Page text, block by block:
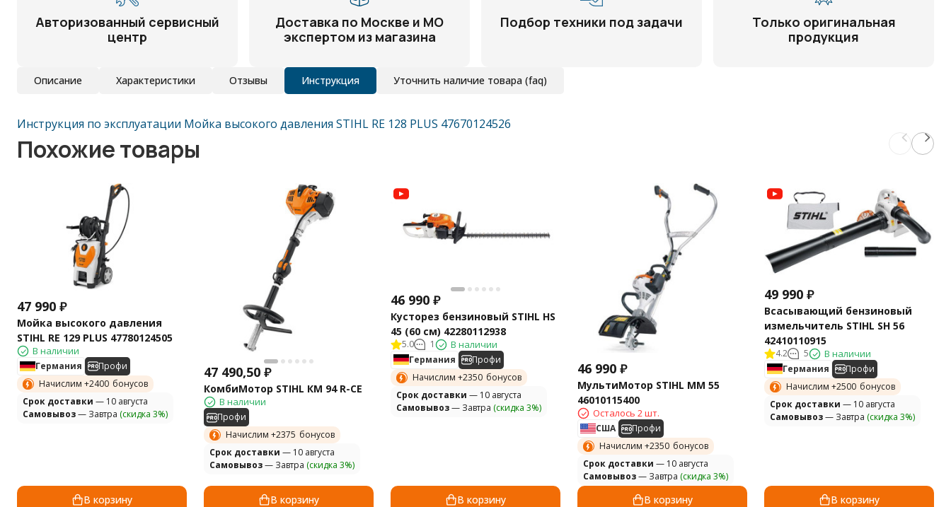
Авторизованный сервисный
центр
Доставка по Москве и МО
экспертом из магазина
Подбор техники под задачи
Только оригинальная
продукция
Описание Характеристики Отзывы Инструкция Уточнить наличие товара (faq)
Инструкция по эксплуатации Мойка высокого давления STIHL RE 128 PLUS 47670124526
Похожие товары
47 990 ₽
Мойка высокого давления
STIHL RE 129 PLUS 47780124505
В наличии
Германия
Профи
Начислим +2400 бонусов
Cрок доставки — 10 августа
Самовывоз— Завтра (скидка 3%)
В корзину
47 490,50 ₽
КомбиМотор STIHL КМ 94 R-CE
В наличии
Профи
Начислим +2375 бонусов
Cрок доставки — 10 августа
Самовывоз— Завтра (скидка 3%)
В корзину
46 990 ₽
Кусторез бензиновый STIHL HS
45 (60 см) 42280112938
5.0 1 В наличии
Германия
Профи
Начислим +2350 бонусов
Cрок доставки — 10 августа
Самовывоз— Завтра (скидка 3%)
В корзину
46 990 ₽
МультиМотор STIHL MM 55
46010115400
Осталось 2 шт.
США
Профи
Начислим +2350 бонусов
Cрок доставки — 10 августа
Самовывоз— Завтра (скидка 3%)
В корзину
49 990 ₽
Всасывающий бензиновый
измельчитель STIHL SH 56
42410110915
4.2 5 В наличии
Германия
Профи
Начислим +2500 бонусов
Cрок доставки — 10 августа
Самовывоз— Завтра (скидка 3%)
В корзину